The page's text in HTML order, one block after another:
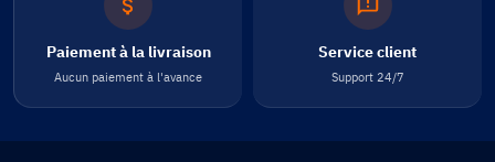
Paiement à la livraison
Aucun paiement à l'avance
Service client
Support 24/7